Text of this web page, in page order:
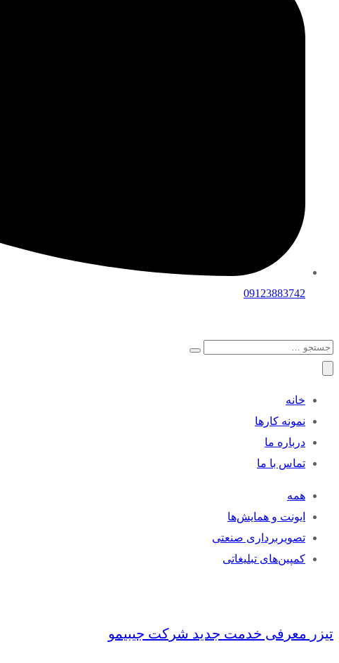
09123883742
خانه
نمونه کارها
درباره ما
تماس با ما
همه
ایونت و همایش‌ها
تصویربرداری صنعتی
کمپین‌های تبلیغاتی
تیزر معرفی خدمت جدید شرکت جیبیمو